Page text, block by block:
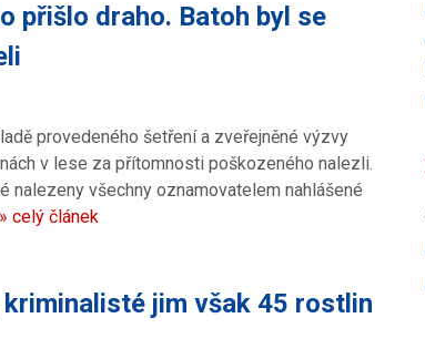
přišlo draho. Batoh byl se
provedeného šetření a zveřejněné výzvy
v lese za přítomnosti poškozeného nalezli.
nalezeny všechny oznamovatelem nahlášené
» celý článek
jim však 45 rostlin